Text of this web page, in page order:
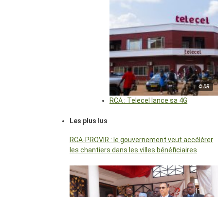
© DR
RCA : Telecel lance sa 4G
Les plus lus
RCA-PROVIR : le gouvernement veut accélérer
les chantiers dans les villes bénéficiaires